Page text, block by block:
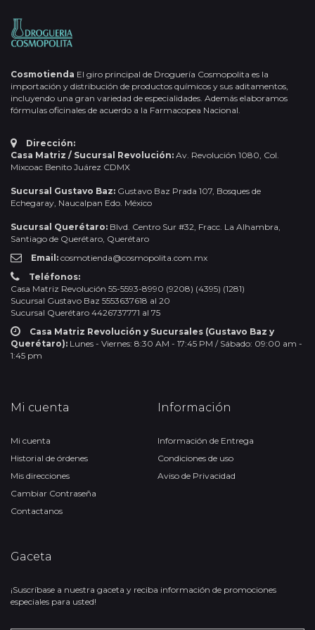
Cosmotienda El giro principal de Droguería Cosmopolita es la
importación y distribución de productos químicos y sus aditamentos,
incluyendo una gran variedad de especialidades. Además elaboramos
fórmulas oficinales de acuerdo a la Farmacopea Nacional.
Dirección:
Casa Matriz / Sucursal Revolución: Av. Revolución 1080, Col.
Mixcoac Benito Juárez CDMX
Sucursal Gustavo Baz: Gustavo Baz Prada 107, Bosques de
Echegaray, Naucalpan Edo. México
Sucursal Querétaro: Blvd. Centro Sur #32, Fracc. La Alhambra,
Santiago de Querétaro, Querétaro
Email: cosmotienda@cosmopolita.com.mx
Teléfonos:
Casa Matriz Revolución 55-5593-8990 (9208) (4395) (1281)
Sucursal Gustavo Baz 5553637618 al 20
Sucursal Querétaro 4426737771 al 75
Casa Matriz Revolución y Sucursales (Gustavo Baz y
Querétaro): Lunes - Viernes: 8:30 AM - 17:45 PM / Sábado: 09:00 am -
1:45 pm
Mi cuenta
Mi cuenta
Historial de órdenes
Mis direcciones
Cambiar Contraseña
Contactanos
Información
Información de Entrega
Condiciones de uso
Aviso de Privacidad
Gaceta
¡Suscríbase a nuestra gaceta y reciba información de promociones
especiales para usted!